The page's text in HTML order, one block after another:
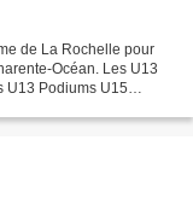
de La Rochelle pour
Océan. Les U13